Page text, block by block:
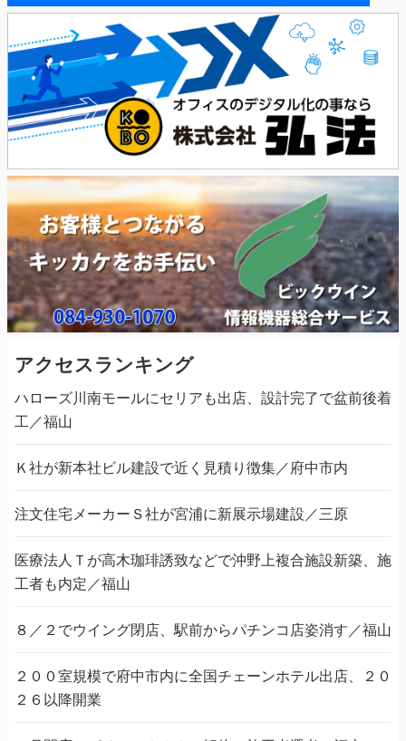
アクセスランキング
ハローズ川南モールにセリアも出店、設計完了で盆前後着
工／福山
Ｋ社が新本社ビル建設で近く見積り徴集／府中市内
注文住宅メーカーＳ社が宮浦に新展示場建設／三原
医療法人Ｔが高木珈琲誘致などで沖野上複合施設新築、施
工者も内定／福山
８／２でウイング閉店、駅前からパチンコ店姿消す／福山
２００室規模で府中市内に全国チェーンホテル出店、２０
２６以降開業